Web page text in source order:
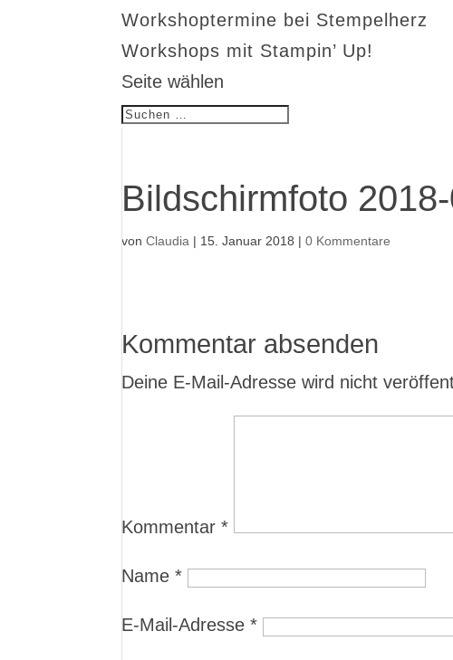
Workshoptermine bei Stempelherz
Workshops mit Stampin’ Up!
Seite wählen
Bildschirmfoto
vonClaudia | 15. Januar 2018 |0 Kommentare
Kommentar absenden
Deine E-Mail-Adresse wird nicht
Kommentar*
Name*
E-Mail-Adresse*